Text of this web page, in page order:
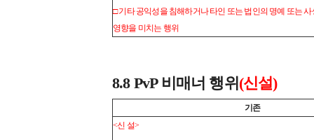
□ 기타 공익성을 침해하거나 타인 또는 법인의 명예 또는
영향을 미치는 행위
8.8 PvP 비매너 행위 (신설)
기존
<신 설>